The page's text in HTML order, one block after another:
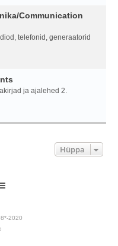
Communication
telefonid, generaatorid
ja ajalehed 2.
Hüppa
2020